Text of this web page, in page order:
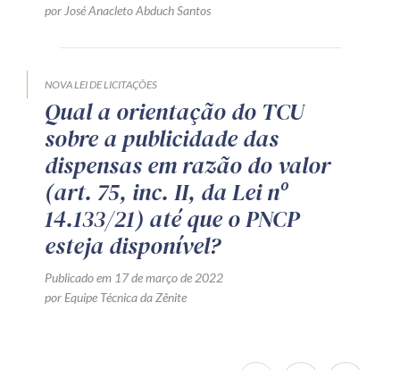
por José Anacleto Abduch Santos
NOVA LEI DE LICITAÇÕES
Qual a orientação do TCU
sobre a publicidade das
dispensas em razão do valor
(art. 75, inc. II, da Lei nº
14.133/21) até que o PNCP
esteja disponível?
Publicado em 17 de março de 2022
por Equipe Técnica da Zênite